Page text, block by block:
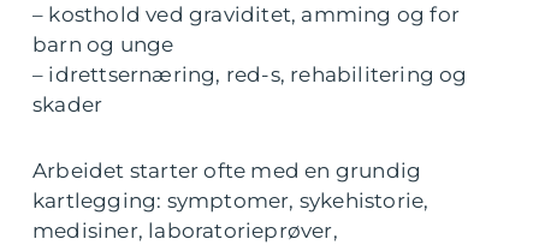
– kosthold ved graviditet, amming og for
barn og unge
– idrettsernæring, red-s, rehabilitering og
skader
Arbeidet starter ofte med en grundig
kartlegging: symptomer, sykehistorie,
medisiner, laboratorieprøver,